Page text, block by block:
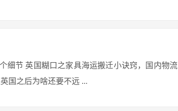
细节 英国糊口之家具海运搬迁小诀窍，国内物流
国之后为啥还要不远 ...